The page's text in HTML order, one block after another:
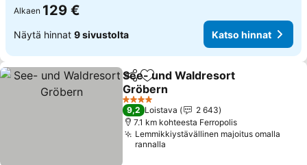
Alkaen 129 €
Näytä hinnat 9 sivustolta Katso hinnat
Jaa Lisää suosikkeihin
See- und Waldresort
Gröbern
Katso hinnat
4 Tähtiluokitus
9,2 Loistava
2 643
7.1 km kohteesta Ferropolis
Lemmikkiystävällinen majoitus omalla
rannalla